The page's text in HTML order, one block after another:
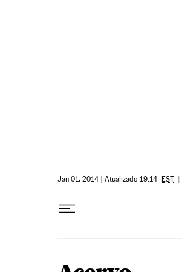
Jan 01, 2014 | Atualizado 19:14 EST |